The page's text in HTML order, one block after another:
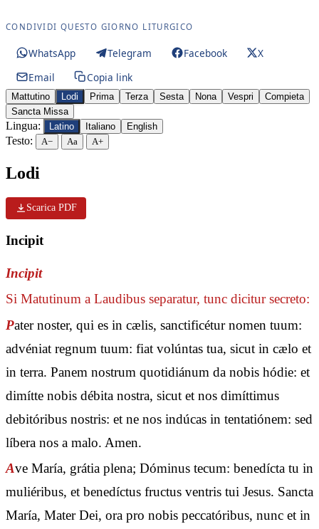
CONDIVIDI QUESTO GIORNO LITURGICO
WhatsApp Telegram Facebook
X
Email
Copia link
Mattutino Lodi Prima Terza Sesta Nona Vespri
Compieta
Sancta Missa
Lingua: Latino Italiano English
Testo: A− Aa A+
Lodi
Scarica PDF
Incipit
Incipit
Si Matutinum a Laudibus separatur, tunc dicitur secreto:
Pater noster, qui es in cælis, sanctificétur nomen tuum:
advéniat regnum tuum: fiat volúntas tua, sicut in cælo et
in terra. Panem nostrum quotidiánum da nobis hódie: et
dimítte nobis débita nostra, sicut et nos dimíttimus
debitóribus nostris: et ne nos indúcas in tentatiónem: sed
líbera nos a malo. Amen.
Ave María, grátia plena; Dóminus tecum: benedícta tu in
muliéribus, et benedíctus fructus ventris tui Jesus. Sancta
María, Mater Dei, ora pro nobis peccatóribus, nunc et in